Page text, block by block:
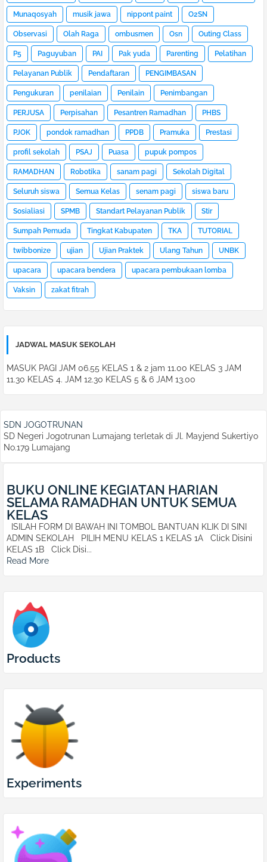
Munaqosyah musik jawa nippont paint O2SN
Observasi Olah Raga ombusmen Osn Outing Class
P5 Paguyuban PAI Pak yuda Parenting Pelatihan
Pelayanan Publik Pendaftaran PENGIMBASAN
Pengukuran penilaian Penilain Penimbangan
PERJUSA Perpisahan Pesantren Ramadhan PHBS
PJOK pondok ramadhan PPDB Pramuka Prestasi
profil sekolah PSAJ Puasa pupuk pompos
RAMADHAN Robotika sanam pagi Sekolah Digital
Seluruh siswa Semua Kelas senam pagi siswa baru
Sosialiasi SPMB Standart Pelayanan Publik Stir
Sumpah Pemuda Tingkat Kabupaten TKA TUTORIAL
twibbonize ujian Ujian Praktek Ulang Tahun UNBK
upacara upacara bendera upacara pembukaan lomba
Vaksin zakat fitrah
JADWAL MASUK SEKOLAH
MASUK PAGI JAM 06.55 KELAS 1 & 2 jam 11.00 KELAS 3 JAM
11.30 KELAS 4. JAM 12.30 KELAS 5 & 6 JAM 13.00
SDN JOGOTRUNAN
SD Negeri Jogotrunan Lumajang terletak di Jl. Mayjend Sukertiyo
No.179 Lumajang
BUKU ONLINE KEGIATAN HARIAN
SELAMA RAMADHAN UNTUK SEMUA
KELAS
ISILAH FORM DI BAWAH INI TOMBOL BANTUAN KLIK DI SINI
ADMIN SEKOLAH PILIH MENU KELAS 1 KELAS 1A Click Disini
KELAS 1B Click Disi...
Read More
Products
Experiments